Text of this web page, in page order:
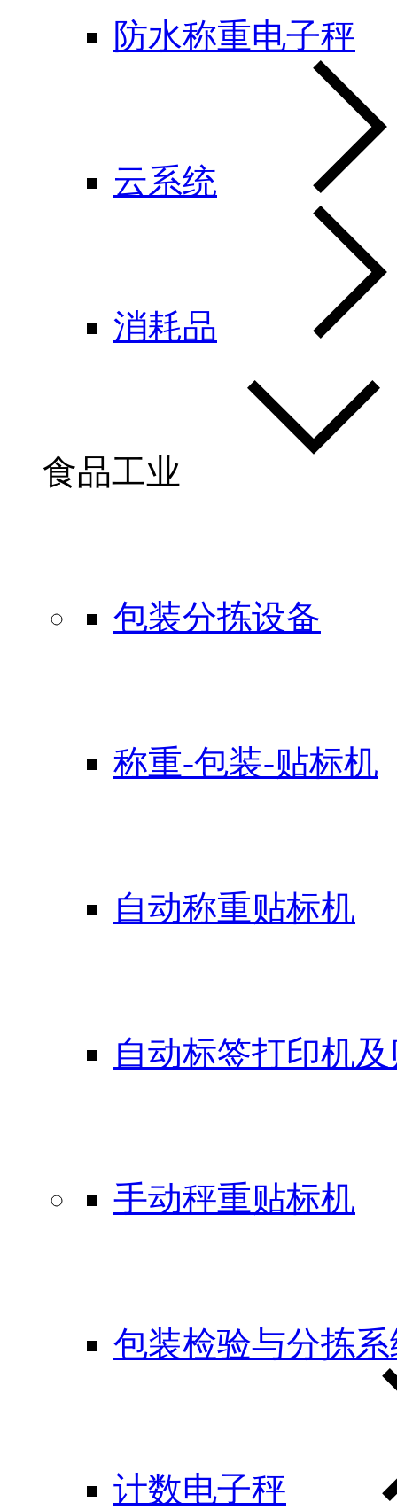
防水称重电子秤
云系统
消耗品
食品工业
包装分拣设备
称重-包装-贴标机
自动称重贴标机
自动标签打印机
手动秤重贴标机
包装检验与分拣
计数电子秤